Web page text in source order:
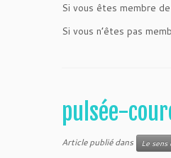
Si vous êtes membre
Si vous n’êtes pas
pulsée-
Article publié dans Le sens